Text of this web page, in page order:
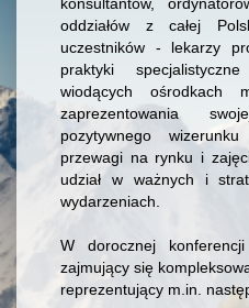
oddziałów z całej
uczestników - lekarzy
praktyki
wiodących ośrodkach
zaprezentowania
pozytywnego
przewagi na rynku i
udział w ważnych i
wydarzeniach.
W dorocznej
zajmujący się
reprezentujący m.in.